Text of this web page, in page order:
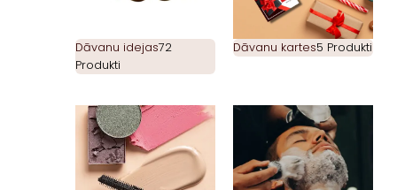
Dāvanu idejas72
Produkti
Dāvanu kartes5 Produkti